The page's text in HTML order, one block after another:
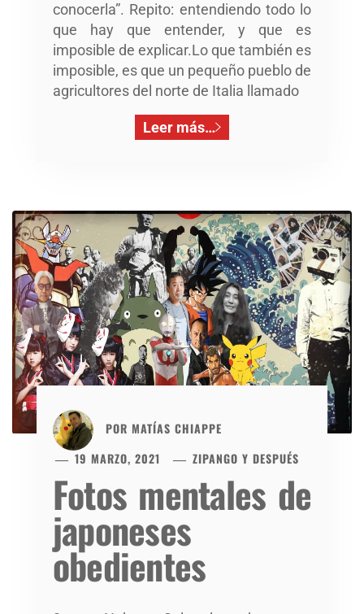
conocerla”. Repito: entendiendo todo lo
que hay que entender, y que es
imposible de explicar.Lo que también es
imposible, es que un pequeño pueblo de
agricultores del norte de Italia llamado
Leer más…
POR MATÍAS CHIAPPE
19 MARZO, 2021
ZIPANGO Y DESPUÉS
Fotos mentales de
japoneses
obedientes